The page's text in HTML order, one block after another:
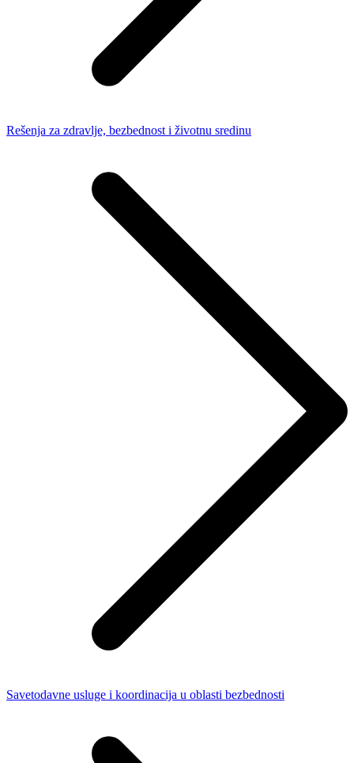
Rešenja za zdravlje, bezbednost i životnu sredinu
Savetodavne usluge i koordinacija u oblasti bezbednosti